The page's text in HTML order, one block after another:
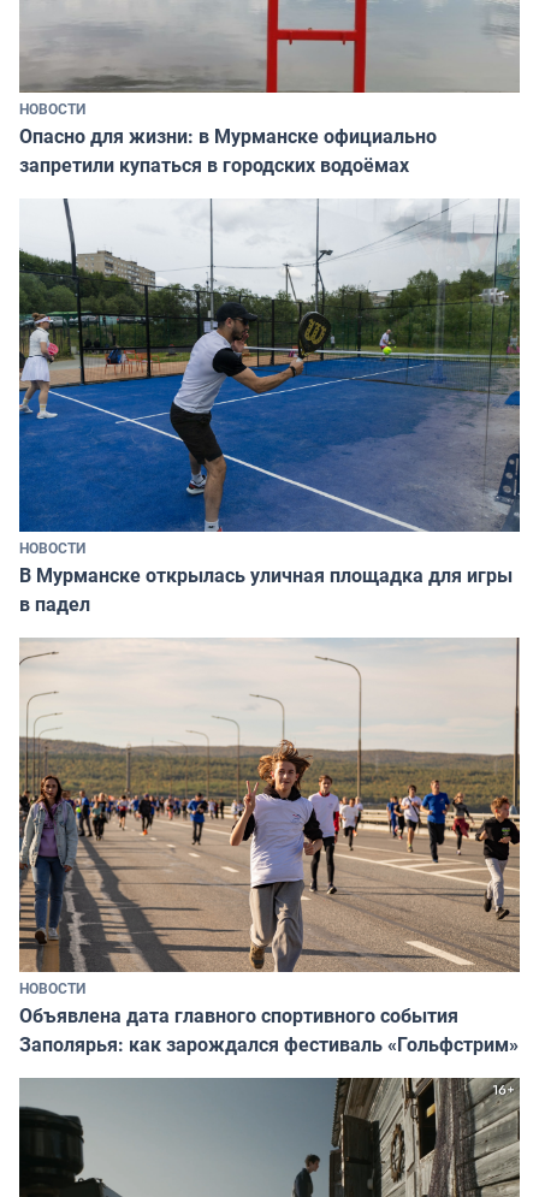
НОВОСТИ
Опасно для жизни: в Мурманске официально
запретили купаться в городских водоёмах
НОВОСТИ
В Мурманске открылась уличная площадка для игры
в падел
НОВОСТИ
Объявлена дата главного спортивного события
Заполярья: как зарождался фестиваль «Гольфстрим»